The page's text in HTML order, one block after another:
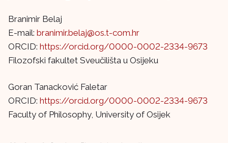
Branimir Belaj
E-mail: branimir.belaj@os.t-com.hr
ORCID: https://orcid.org/0000-0002-2334-9673
Filozofski fakultet Sveučilišta u Osijeku
Goran Tanacković Faletar
ORCID: https://orcid.org/0000-0002-2334-9673
Faculty of Philosophy, University of Osijek